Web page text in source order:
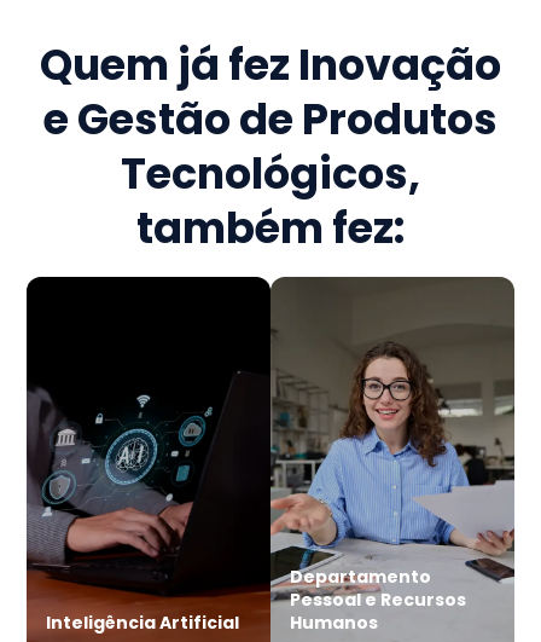
Quem já fez Inovação
e Gestão de Produtos
Tecnológicos,
também fez:
Inteligência Artificial
Departamento
Pessoal e Recursos
Humanos